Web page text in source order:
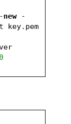
new -
key.pem